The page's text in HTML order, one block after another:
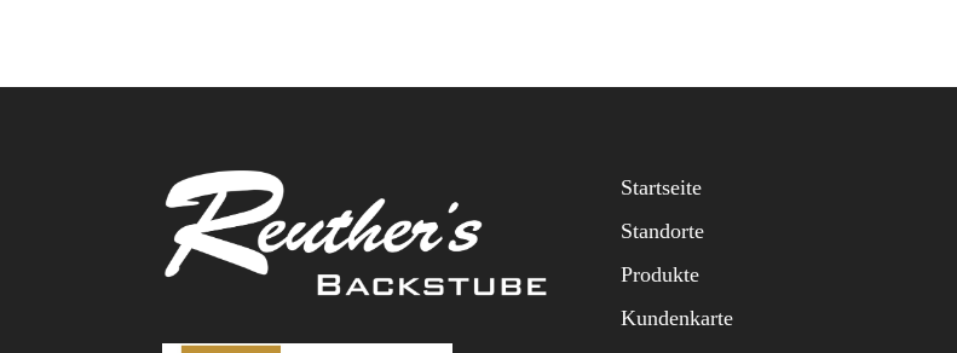
Startseite
Standorte
Produkte
Kundenkarte